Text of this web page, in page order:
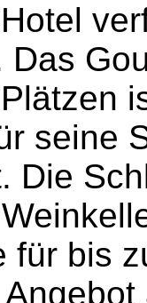
seine
Die
für bis